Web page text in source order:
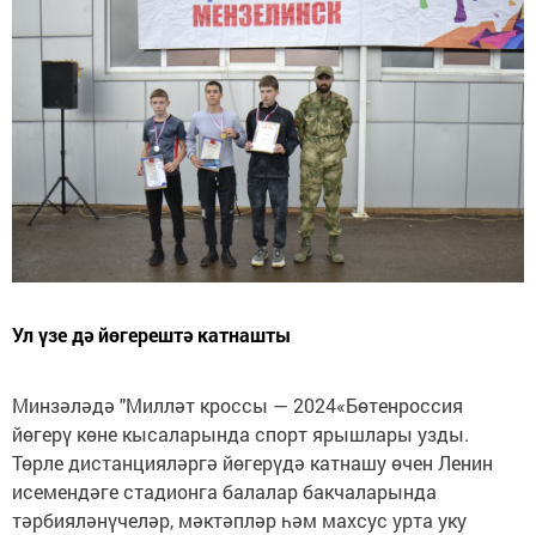
Ул үзе дә йөгерештә катнашты
Минзәләдә "Милләт кроссы — 2024«Бөтенроссия
йөгерү көне кысаларында спорт ярышлары узды.
Төрле дистанцияләргә йөгерүдә катнашу өчен Ленин
исемендәге стадионга балалар бакчаларында
тәрбияләнүчеләр, мәктәпләр һәм махсус урта уку